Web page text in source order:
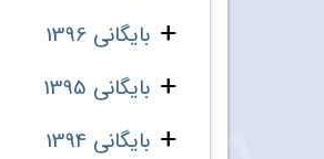
بایگانی 1396
بایگانی 1395
بایگانی 1394